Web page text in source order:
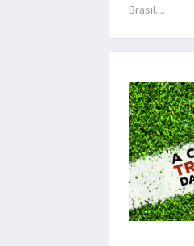
Brasil....